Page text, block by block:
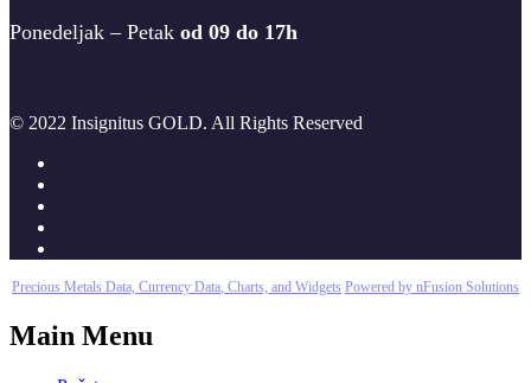
Ponedeljak – Petak od 09 do 17h
© 2022 Insignitus GOLD. All Rights Reserved
Precious Metals Data, Currency Data, Charts, and Widgets Powered by nFusion Solutions
Main Menu